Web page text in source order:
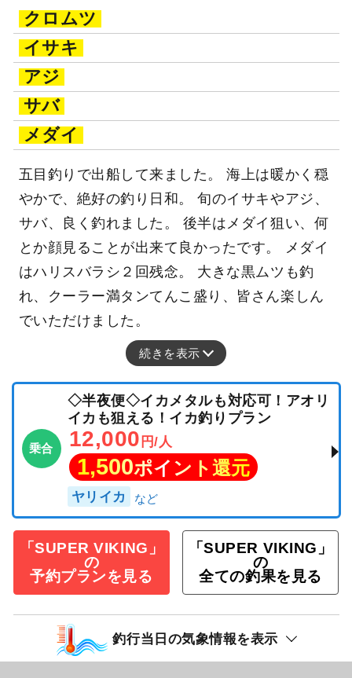
クロムツ
イサキ
アジ
サバ
メダイ
五目釣りで出船して来ました。 海上は暖かく穏
やかで、絶好の釣り日和。 旬のイサキやアジ、
サバ、良く釣れました。 後半はメダイ狙い、何
とか顔見ることが出来て良かったです。 メダイ
はハリスバラシ２回残念。 大きな黒ムツも釣
れ、クーラー満タンてんこ盛り、皆さん楽しん
でいただけました。
続きを表示
乗合
◇半夜便◇イカメタルも対応可！アオリ
イカも狙える！イカ釣りプラン
12,000 円/人
1,500ポイント還元
ヤリイカ
「SUPER VIKING」
の
予約プランを見る
「SUPER VIKING」
の
全ての釣果を見る
釣行当日の気象情報を表示